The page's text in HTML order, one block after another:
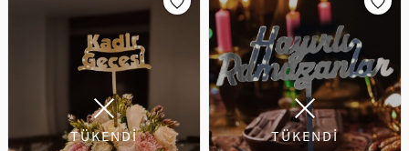
TÜKENDİ TÜKENDİ